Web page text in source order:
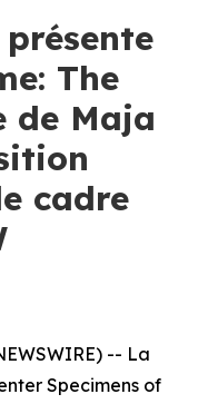
The
de Maja
cadre
-- La
Specimens of